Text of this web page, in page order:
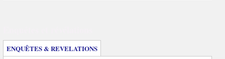
ENQUÊTES & REVELATIONS